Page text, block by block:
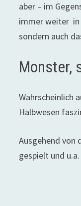
aber – im
immer weiter in
sondern auch
Monster,
Wahrscheinlich
Halbwesen
Ausgehend von
gespielt und